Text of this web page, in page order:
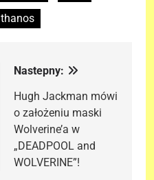
thanos
Nastepny:
Hugh Jackman mówi
o założeniu maski
Wolverine’a w
„DEADPOOL and
WOLVERINE”!